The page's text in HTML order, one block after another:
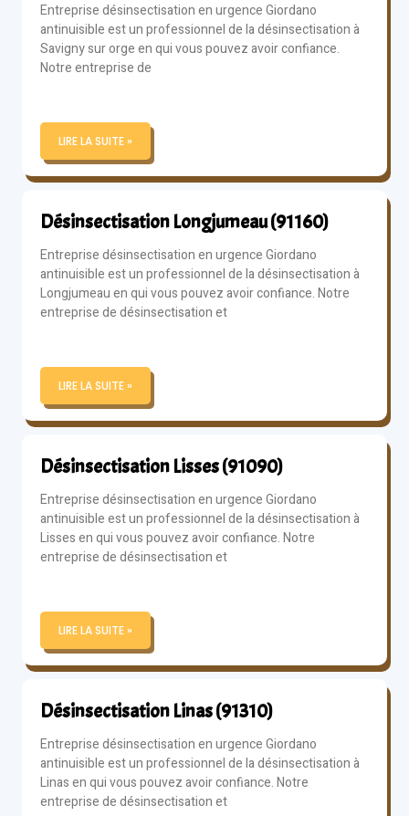
Entreprise désinsectisation en urgence Giordano
antinuisible est un professionnel de la désinsectisation à
Savigny sur orge en qui vous pouvez avoir confiance.
Notre entreprise de
LIRE LA SUITE »
Désinsectisation Longjumeau (91160)
Entreprise désinsectisation en urgence Giordano
antinuisible est un professionnel de la désinsectisation à
Longjumeau en qui vous pouvez avoir confiance. Notre
entreprise de désinsectisation et
LIRE LA SUITE »
Désinsectisation Lisses (91090)
Entreprise désinsectisation en urgence Giordano
antinuisible est un professionnel de la désinsectisation à
Lisses en qui vous pouvez avoir confiance. Notre
entreprise de désinsectisation et
LIRE LA SUITE »
Désinsectisation Linas (91310)
Entreprise désinsectisation en urgence Giordano
antinuisible est un professionnel de la désinsectisation à
Linas en qui vous pouvez avoir confiance. Notre
entreprise de désinsectisation et